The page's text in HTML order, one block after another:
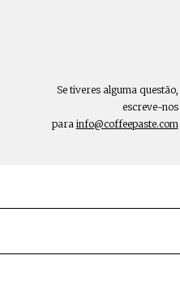
Se tiveres alguma questão,
escreve-nos
para info@coffeepaste.com